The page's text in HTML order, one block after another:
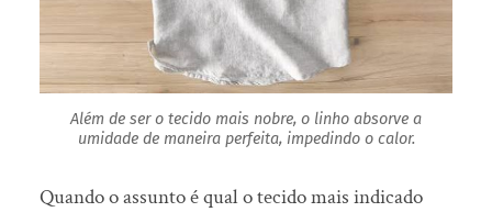
Além de ser o tecido mais nobre, o linho absorve a
umidade de maneira perfeita, impedindo o calor.
Quando o assunto é qual o tecido mais indicado